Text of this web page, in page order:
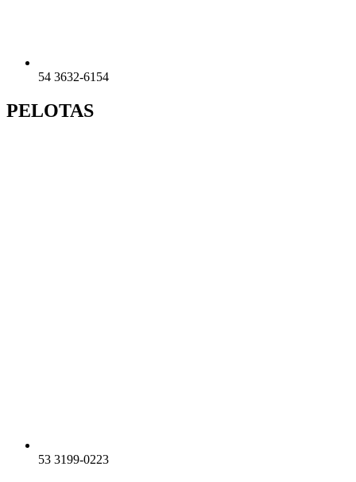
54 3632-6154
PELOTAS
53 3199-0223